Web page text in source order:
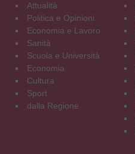
Attualità
Politica e Opinioni
Economia e Lavoro
Sanità
Scuola e Università
Economia
Cultura
Sport
dalla Regione